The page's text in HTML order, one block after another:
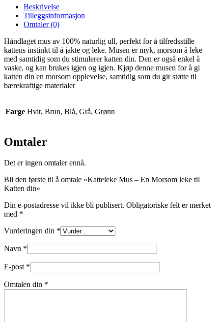
Morsom
leke
Katten
din
antall
Beskrivelse
Tilleggsinformasjon
Omtaler (0)
Håndlaget mus av 100% naturlig ull, perfekt for å tilfredsstille
kattens instinkt til å jakte og leke. Musen er myk, morsom å leke
med samtidig som du stimulerer katten din. Den er også enkel å
vaske, og kan brukes igjen og igjen. Kjøp denne musen for å gi
katten din en morsom opplevelse, samtidig som du gir støtte til
bærekraftige materialer
Farge Hvit, Brun, Blå, Grå, Grønn
Omtaler
Det er ingen omtaler ennå.
Bli den første til å omtale «Katteleke Mus – En Morsom leke til
Katten din»
Din e-postadresse vil ikke bli publisert. Obligatoriske felt er merket
med *
Vurderingen din *
Navn *
E-post *
Omtalen din *